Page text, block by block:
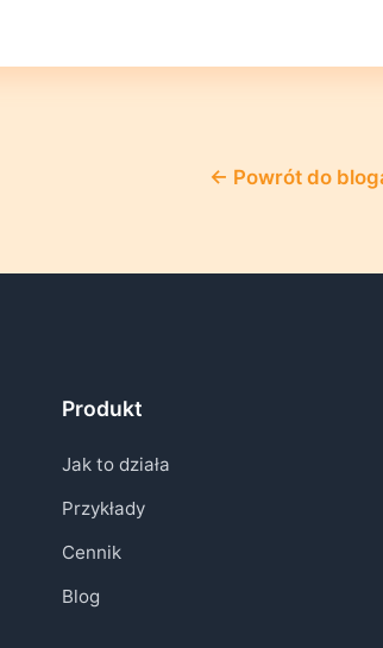
← Powrót do
Produkt
Jak to działa
Przykłady
Cennik
Blog